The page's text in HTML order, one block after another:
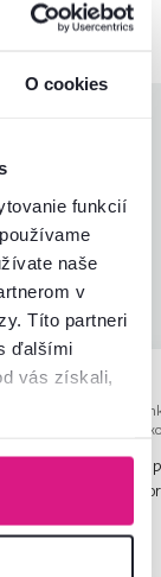
O cookies
funkcií
naše
v
Títo partneri
ďalšími
vás získali,
4,6
5,0
5,0
4,9
Ioan G.
19.12.2023,
Nitre, Slovensko
Sedačka je nádherná,
hľadal jediná vec s
meraný a zle položené